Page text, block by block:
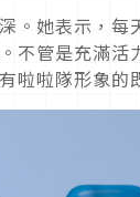
。她表示，每
不管是充滿活
啦啦隊形象的